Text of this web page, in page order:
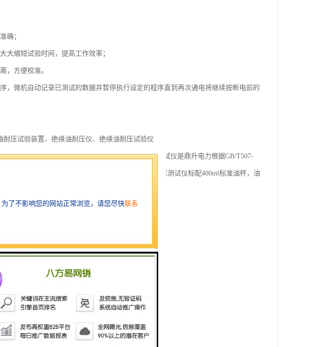
确；
大缩短试验时间，提高工作效率；
，方便校准。
，微机自动记录已测试的数据并暂停执行设定的程序直到再次通电将继续按断电前的
压试验装置、绝缘油耐压仪、绝缘油耐压试验仪
压器油耐压测试仪及油耐压试验装置，绝缘油耐压测试仪是鼎升电力根据GB/T507-
试仪采用自动调压器零位启动，保护人身安全，油耐压测试仪标配400ml标准油杯，油
动磁振子搅拌。